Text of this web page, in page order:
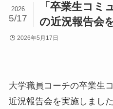
「卒業生コミ
の近況報告会
2026
5/17
2026年5月17日
大学職員コーチの卒業生
近況報告会を実施しました